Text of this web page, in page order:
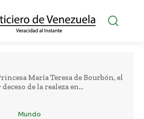
María Teresa de Bourbón, el
de la realeza en...
Mundo